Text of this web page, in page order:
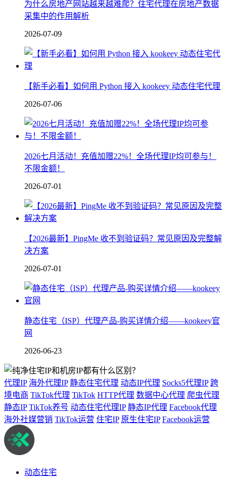
为什么房地产网站越来越难爬？住宅代理在房地产数据
采集中的作用解析
2026-07-09
【新手必看】如何用 Python 接入 kookeey 动态住宅代理
2026-07-06
2026七月活动！充值加赠22%！全场代理IP均可参与！
不限金额！
2026-07-01
【2026最新】PingMe 收不到验证码？常见原因及完整解
决方案
2026-07-01
静态住宅（ISP）代理产品-购买详情介绍——kookeey官
网
2026-06-23
代理IP 海外代理IP 静态住宅代理 动态IP代理 Socks5代理IP 跨
境电商 TikTok代理 TikTok HTTP代理 数据中心代理 爬虫代理
静态IP TikTok养号 动态住宅代理IP 静态IP代理 Facebook代理
海外社媒营销 TikTok运营 住宅IP 原生住宅IP Facebook运营
动态住宅